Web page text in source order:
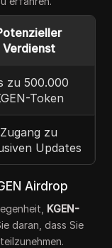
Verdienst
zu 500.000
Token
Zugang zu
Updates
Airdrop
KGEN-
daran, dass Sie